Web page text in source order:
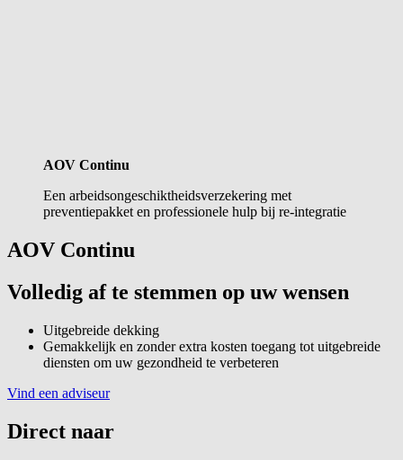
AOV Continu
Een arbeidsongeschiktheidsverzekering met
preventiepakket en professionele hulp bij re-integratie
AOV Continu
Volledig af te stemmen op uw wensen
Uitgebreide dekking
Gemakkelijk en zonder extra kosten toegang tot uitgebreide
diensten om uw gezondheid te verbeteren
Vind een adviseur
Direct naar